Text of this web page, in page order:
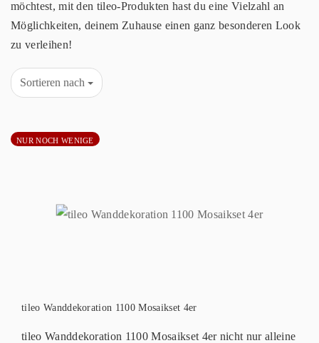
möchtest, mit den tileo-Produkten hast du eine Vielzahl an
Möglichkeiten, deinem Zuhause einen ganz besonderen Look
zu verleihen!
Sortieren nach
NUR NOCH WENIGE
tileo Wanddekoration 1100 Mosaikset 4er
tileo Wanddekoration 1100 Mosaikset 4er nicht nur alleine